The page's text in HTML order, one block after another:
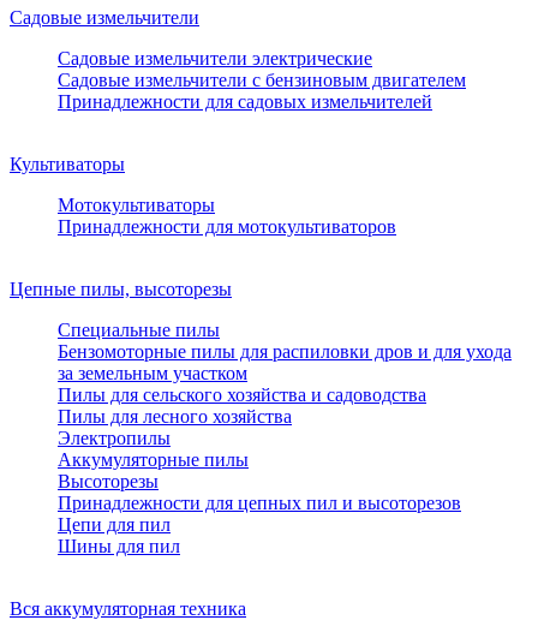
Садовые измельчители
Садовые измельчители электрические
Садовые измельчители с бензиновым двигателем
Принадлежности для садовых измельчителей
Культиваторы
Мотокультиваторы
Принадлежности для мотокультиваторов
Цепные пилы, высоторезы
Специальные пилы
Бензомоторные пилы для распиловки дров и для ухода
за земельным участком
Пилы для сельского хозяйства и садоводства
Пилы для лесного хозяйства
Электропилы
Аккумуляторные пилы
Высоторезы
Принадлежности для цепных пил и высоторезов
Цепи для пил
Шины для пил
Вся аккумуляторная техника